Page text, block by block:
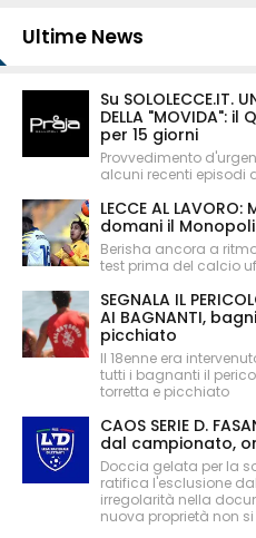
Ultime News
Su SOLOLECCE.IT.
DELLA "MOVIDA":
per 15 giorni
Provvedimento
alcuni recenti episodi
LECCE AL
domani il Monopoli
Berisha ancora a
test prima del calcio
SEGNALA IL
AI BAGNANTI,
picchiato
Il 18enne era
tutti i bagnanti il
torretta e picchiato
CAOS SERIE D.
dal campionato,
Doccia gelata per la
ratifica l'esclusione
irregolarità nella
nuova proprietà non